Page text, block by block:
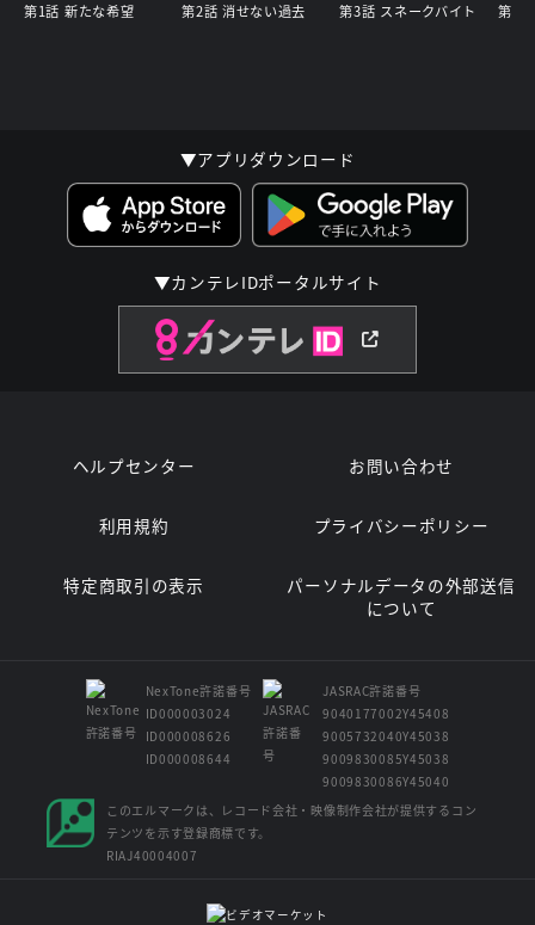
第1話 新たな希望 第2話 消せない過去 第3話 スネークバイト 第4
▼アプリダウンロード
▼カンテレIDポータルサイト
ヘルプセンター お問い合わせ
利用規約 プライバシーポリシー
特定商取引の表示
パーソナルデータの外部送信
について
NexTone許諾番号
ID000003024
ID000008626
ID000008644
JASRAC許諾番号
9040177002Y45408
9005732040Y45038
9009830085Y45038
9009830086Y45040
このエルマークは、レコード会社・映像制作会社が提供するコン
テンツを示す登録商標です。
RIAJ40004007